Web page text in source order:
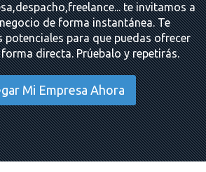
te invitamos a
de forma instantánea. Te
potenciales para que puedas ofrecer
directa. Prúebalo y repetirás.
Mi Empresa Ahora